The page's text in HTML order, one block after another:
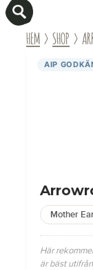
HEM › SHOP ›
AIP
Mother
Här
är bäst